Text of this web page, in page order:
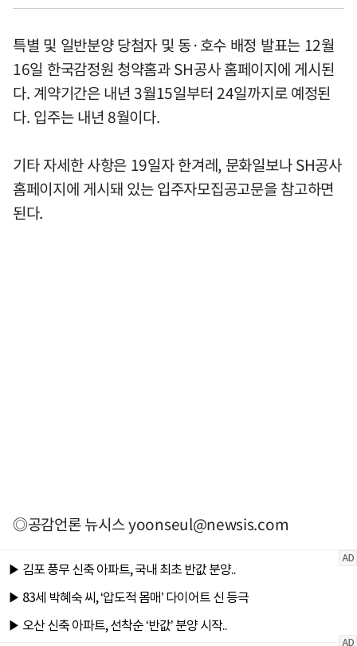
특별 및 일반분양 당첨자 및 동·호수 배정 발표는 12월
16일 한국감정원 청약홈과 SH공사 홈페이지에 게시된
다. 계약기간은 내년 3월15일부터 24일까지로 예정된
다. 입주는 내년 8월이다.
기타 자세한 사항은 19일자 한겨레, 문화일보나 SH공사
홈페이지에 게시돼 있는 입주자모집공고문을 참고하면
된다.
◎공감언론 뉴시스yoonseul@newsis.com